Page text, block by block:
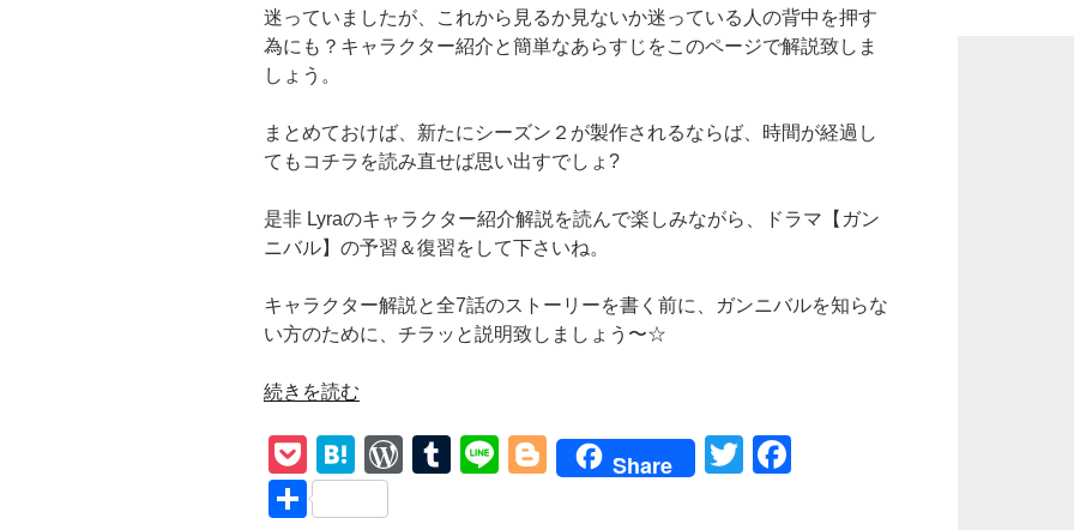
迷っていましたが、これから見るか見ないか迷っている人の背中を押す
為にも？キャラクター紹介と簡単なあらすじをこのページで解説致しま
しょう。
まとめておけば、新たにシーズン２が製作されるならば、時間が経過し
てもコチラを読み直せば思い出すでしょ?
是非 Lyraのキャラクター紹介解説を読んで楽しみながら、ドラマ【ガン
ニバル】の予習＆復習をして下さいね。
キャラクター解説と全7話のストーリーを書く前に、ガンニバルを知らな
い方のために、チラッと説明致しましょう〜☆
“【ガ
ニ
バ
ル】
続きを読む
P
o
H
at
W
T
Li
Bl
Share
T
共